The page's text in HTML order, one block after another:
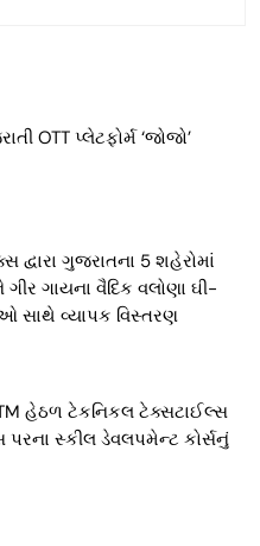
OTT પ્લેટફોર્મ ‘જોજો’
દ્વારા ગુજરાતના 5 શહેરોમાં
ગીર ગાયના વૈદિક વલોણા ઘી-
સાથે વ્યાપક વિસ્તરણ
હેઠળ ટેકનિકલ ટેક્સટાઈલ્સ
સ્કીલ ડેવલપમેન્ટ કોર્સનું